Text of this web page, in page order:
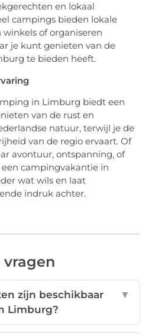
en lokaal
campings bieden lokale
of organiseren
je kunt genieten van de
te bieden heeft.
in Limburg biedt een
van de rust en
natuur, terwijl je de
van de regio ervaart. Of
avontuur, ontspanning, of
campingvakantie in
wat wils en laat
indruk achter.
vragen
zijn beschikbaar
Limburg?
▼